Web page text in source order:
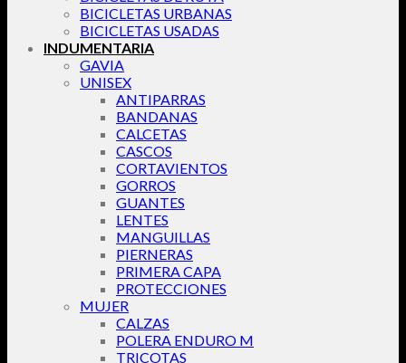
BICICLETAS URBANAS
BICICLETAS USADAS
INDUMENTARIA
GAVIA
UNISEX
ANTIPARRAS
BANDANAS
CALCETAS
CASCOS
CORTAVIENTOS
GORROS
GUANTES
LENTES
MANGUILLAS
PIERNERAS
PRIMERA CAPA
PROTECCIONES
MUJER
CALZAS
POLERA ENDURO M
TRICOTAS